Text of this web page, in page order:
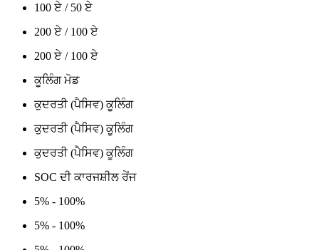
100 ਏ / 50 ਏ
200 ਏ / 100 ਏ
200 ਏ / 100 ਏ
ਕੂਲਿੰਗ ਮੋਡ
ਕੁਦਰਤੀ (ਪੈਸਿਵ) ਕੂਲਿੰਗ
ਕੁਦਰਤੀ (ਪੈਸਿਵ) ਕੂਲਿੰਗ
ਕੁਦਰਤੀ (ਪੈਸਿਵ) ਕੂਲਿੰਗ
SOC ਦੀ ਕਾਰਜਸ਼ੀਲ ਰੇਂਜ
5% - 100%
5% - 100%